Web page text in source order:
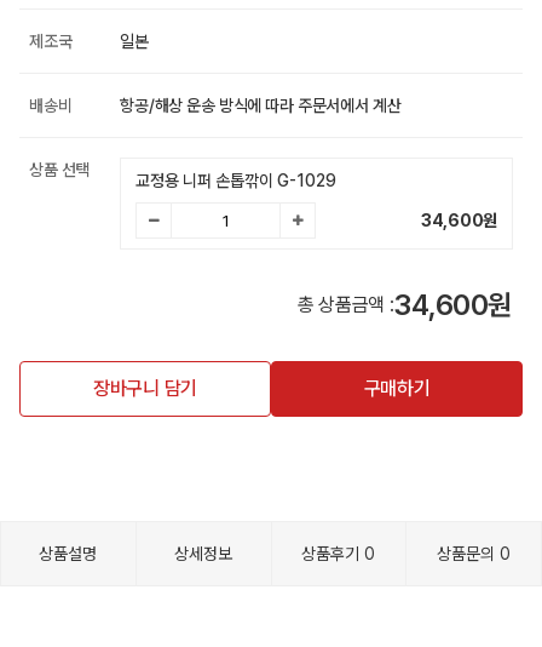
제조국 일본
배송비 항공/해상 운송 방식에 따라 주문서에서 계산
상품 선택
교정용 니퍼 손톱깎이 G-1029
34,600원
총 상품금액 :34,600원
장바구니 담기 구매하기
상품설명 상세정보 상품후기0 상품문의0